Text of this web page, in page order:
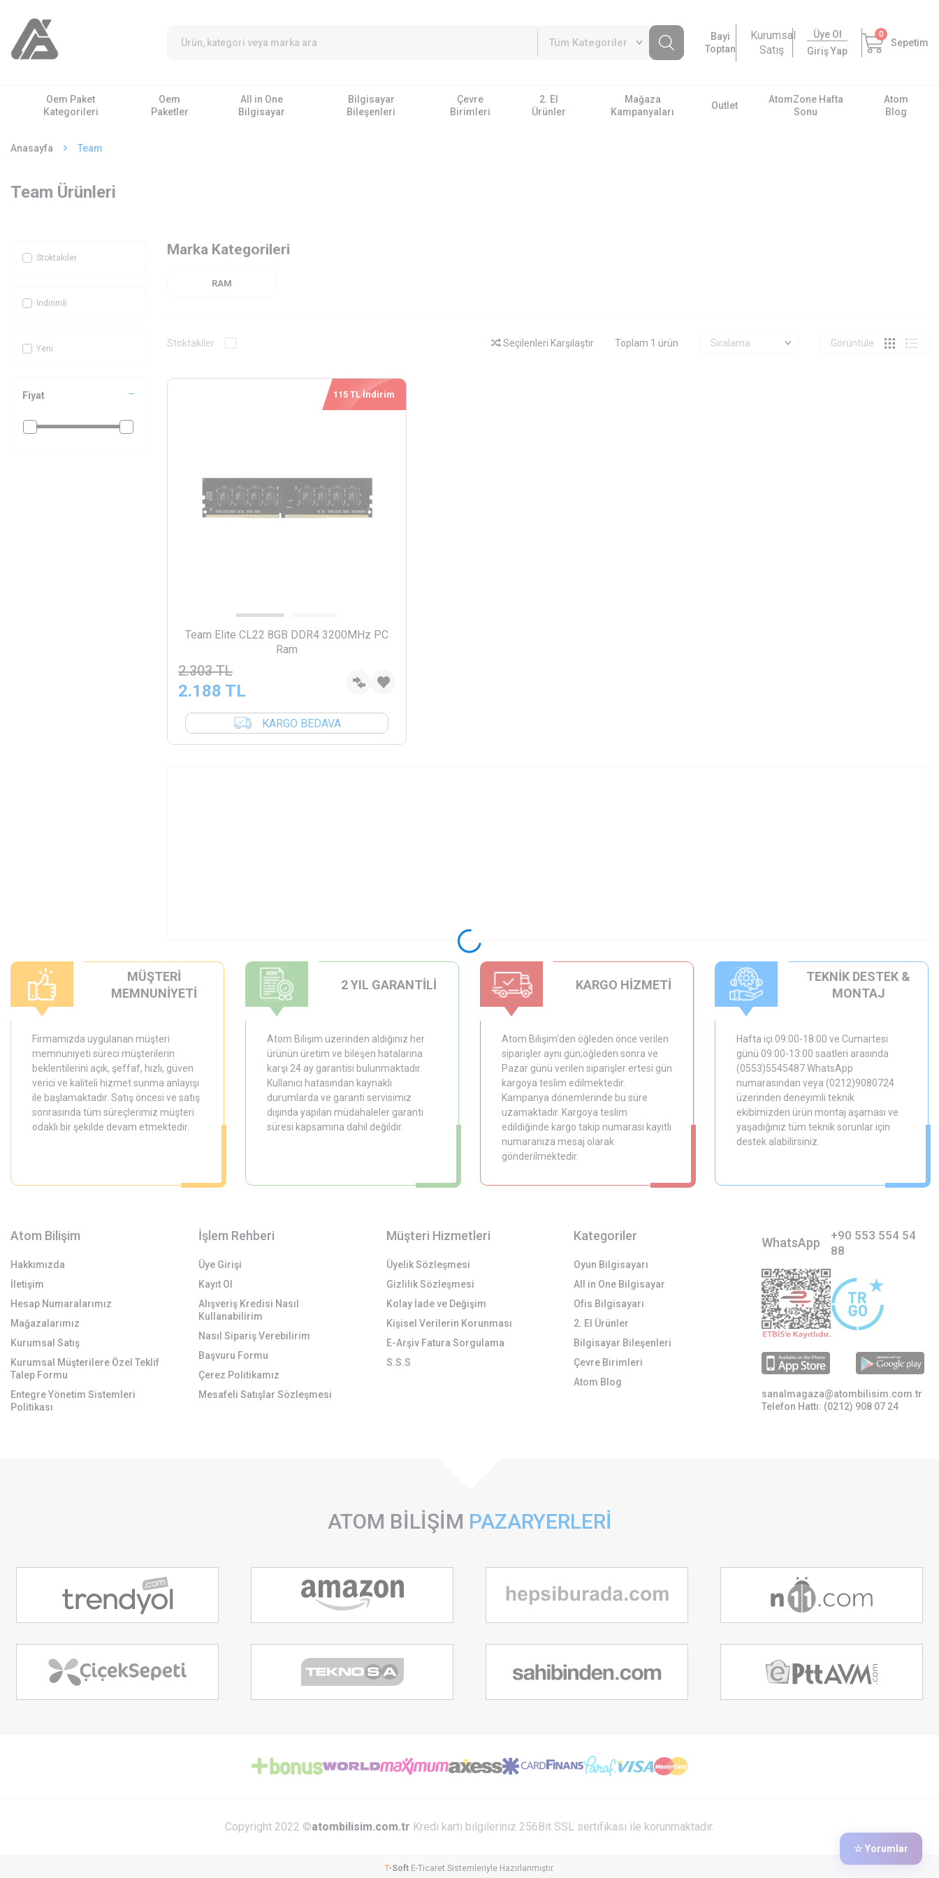
☆ Yorumlar
Bayi
Toptan
Kurumsal
Satış
Üye Ol
Giriş Yap
0
Sepetim
Oem Paket
Kategorileri
Oem
Paketler
All in One
Bilgisayar
Bilgisayar
Bileşenleri
Çevre
Birimleri
2. El
Ürünler
Mağaza
Kampanyaları
Outlet
AtomZone Hafta
Sonu
Atom
Blog
Anasayfa Team
Team Ürünleri
Stoktakiler
İndirimli
Yeni
Fiyat
Marka Kategorileri
RAM
Stoktakiler Seçilenleri Karşılaştır Toplam 1 ürün Görüntüle
115 TL İndirim
Team Elite CL22 8GB DDR4 3200MHz PC
Ram
2.303TL
2.188 TL
KARGO BEDAVA
MÜŞTERİ
MEMNUNİYETİ
Firmamızda uygulanan müşteri
memnuniyeti süreci müşterilerin
beklentilerini açık, şeffaf, hızlı, güven
verici ve kaliteli hizmet sunma anlayışı
ile başlamaktadır. Satış öncesi ve satış
sonrasında tüm süreçlerimiz müşteri
odaklı bir şekilde devam etmektedir.
2 YIL GARANTİLİ
Atom Bilişim üzerinden aldığınız her
ürünün üretim ve bileşen hatalarına
karşı 24 ay garantisi bulunmaktadır.
Kullanıcı hatasından kaynaklı
durumlarda ve garanti servisimiz
dışında yapılan müdahaleler garanti
süresi kapsamına dahil değildir.
KARGO HİZMETİ
Atom Bilişim'den öğleden önce verilen
siparişler aynı gün;öğleden sonra ve
Pazar günü verilen siparişler ertesi gün
kargoya teslim edilmektedir.
Kampanya dönemlerinde bu süre
uzamaktadır. Kargoya teslim
edildiğinde kargo takip numarası kayıtlı
numaranıza mesaj olarak
gönderilmektedir.
TEKNİK DESTEK &
MONTAJ
Hafta içi 09:00-18:00 ve Cumartesi
günü 09:00-13:00 saatleri arasında
(0553)5545487 WhatsApp
numarasından veya (0212)9080724
üzerinden deneyimli teknik
ekibimizden ürün montaj aşaması ve
yaşadığınız tüm teknik sorunlar için
destek alabilirsiniz.
Atom Bilişim
Hakkımızda
İletişim
Hesap Numaralarımız
Mağazalarımız
Kurumsal Satış
Kurumsal Müşterilere Özel Teklif
Talep Formu
Entegre Yönetim Sistemleri
Politikası
İşlem Rehberi
Üye Girişi
Kayıt Ol
Alışveriş Kredisi Nasıl
Kullanabilirim
Nasıl Sipariş Verebilirim
Başvuru Formu
Çerez Politikamız
Mesafeli Satışlar Sözleşmesi
Müşteri Hizmetleri
Üyelik Sözleşmesi
Gizlilik Sözleşmesi
Kolay İade ve Değişim
Kişisel Verilerin Korunması
E-Arşiv Fatura Sorgulama
S.S.S
Kategoriler
Oyun Bilgisayarı
All in One Bilgisayar
Ofis Bilgisayarı
2. El Ürünler
Bilgisayar Bileşenleri
Çevre Birimleri
Atom Blog
WhatsApp
+90 553 554 54
88
sanalmagaza@atombilisim.com.tr
Telefon Hattı: (0212) 908 07 24
ATOM BİLİŞİM PAZARYERLERİ
Copyright 2022 ©atombilisim.com.tr Kredi kartı bilgileriniz 256Bit SSL sertifikası ile korunmaktadır.
T-Soft E-Ticaret Sistemleriyle Hazırlanmıştır.